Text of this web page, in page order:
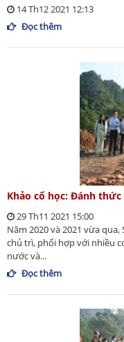
14 Th12 2021 12:13
Đọc thêm
Khảo cổ học: Đánh
29 Th11 2021 15:00
Năm 2020 và 2021 vừa
chủ trì, phối hợp với nhiều
nước và...
Đọc thêm